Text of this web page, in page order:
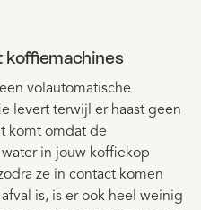
koffiemachines
volautomatische
levert terwijl er haast geen
komt omdat de
in jouw koffiekop
ze in contact komen
is, is er ook heel weinig